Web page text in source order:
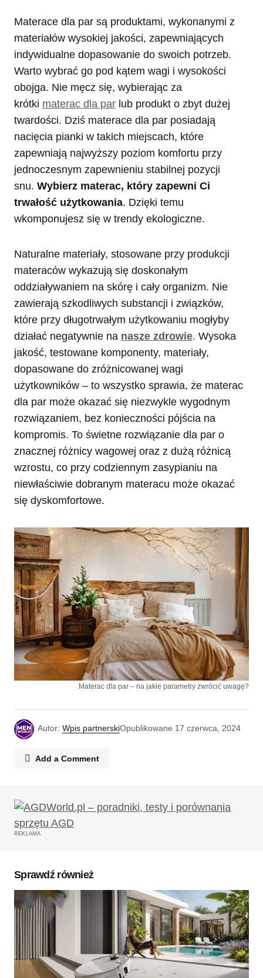
Materace dla par są produktami, wykonanymi z
materiałów wysokiej jakości, zapewniających
indywidualne dopasowanie do swoich potrzeb.
Warto wybrać go pod kątem wagi i wysokości
obojga. Nie męcz się, wybierając za
krótki materac dla par lub produkt o zbyt dużej
twardości. Dziś materace dla par posiadają
nacięcia pianki w takich miejscach, które
zapewniają najwyższy poziom komfortu przy
jednoczesnym zapewnieniu stabilnej pozycji
snu. Wybierz materac, który zapewni Ci
trwałość użytkowania. Dzięki temu
wkomponujesz się w trendy ekologiczne.
Naturalne materiały, stosowane przy produkcji
materaców wykazują się doskonałym
oddziaływaniem na skórę i cały organizm. Nie
zawierają szkodliwych substancji i związków,
które przy długotrwałym użytkowaniu mogłyby
działać negatywnie na nasze zdrowie. Wysoka
jakość, testowane komponenty, materiały,
dopasowane do zróżnicowanej wagi
użytkowników – to wszystko sprawia, że materac
dla par może okazać się niezwykle wygodnym
rozwiązaniem, bez konieczności pójścia na
kompromis. To świetne rozwiązanie dla par o
znacznej różnicy wagowej oraz z dużą różnicą
wzrostu, co przy codziennym zasypianiu na
niewłaściwie dobranym materacu może okazać
się dyskomfortowe.
Materac dla par – na jakie parametry zwrócić uwagę?
Autor: Wpis partnerskiOpublikowane 17 czerwca, 2024
Add a Comment
Twój adres email nie zostanie opublikowany.
Wymagane pola są oznaczone
Twoję imię
Twój adres e-mail *
REKLAMA
Sprawdź również